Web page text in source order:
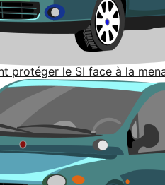
protéger le SI face à la